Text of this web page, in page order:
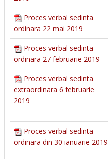
Proces verbal sedinta
ordinara 22 mai 2019
Proces verbal sedinta
ordinara 27 februarie 2019
Proces verbal sedinta
extraordinara 6 februarie
2019
Proces verbal sedinta
ordinara din 30 ianuarie 2019